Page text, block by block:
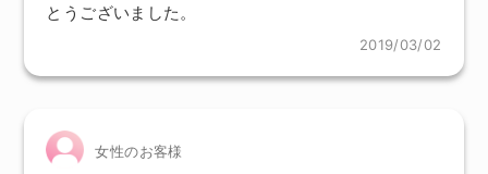
とうございました。
2019/03/02
女性のお客様